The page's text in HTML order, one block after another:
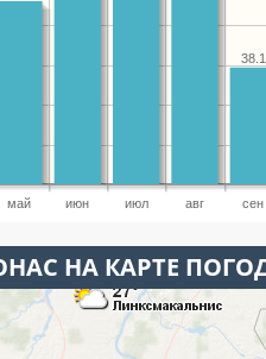
май июн июл авг сен
38.1
НА КАРТЕ